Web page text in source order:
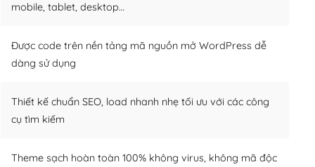
mobile, tablet, desktop…
Được code trên nền tảng mã nguồn mở WordPress dễ
dàng sử dụng
Thiết kế chuẩn SEO, load nhanh nhẹ tối ưu với các công
cụ tìm kiếm
Theme sạch hoàn toàn 100% không virus, không mã độc